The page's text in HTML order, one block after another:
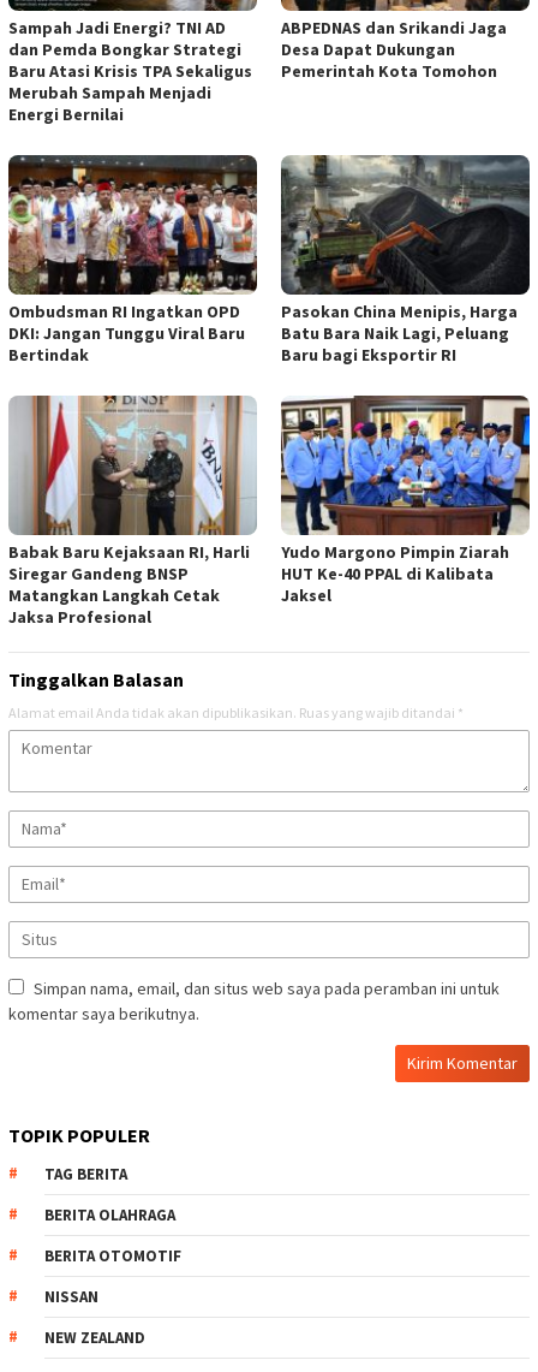
Sampah Jadi Energi? TNI AD
dan Pemda Bongkar Strategi
Baru Atasi Krisis TPA Sekaligus
Merubah Sampah Menjadi
Energi Bernilai
ABPEDNAS dan Srikandi Jaga
Desa Dapat Dukungan
Pemerintah Kota Tomohon
Ombudsman RI Ingatkan OPD
DKI: Jangan Tunggu Viral Baru
Bertindak
Pasokan China Menipis, Harga
Batu Bara Naik Lagi, Peluang
Baru bagi Eksportir RI
Babak Baru Kejaksaan RI, Harli
Siregar Gandeng BNSP
Matangkan Langkah Cetak
Jaksa Profesional
Yudo Margono Pimpin Ziarah
HUT Ke-40 PPAL di Kalibata
Jaksel
Tinggalkan Balasan
Alamat email Anda tidak akan dipublikasikan. Ruas yang wajib ditandai *
Simpan nama, email, dan situs web saya pada peramban ini untuk
komentar saya berikutnya.
TOPIK POPULER
TAG BERITA
BERITA OLAHRAGA
BERITA OTOMOTIF
NISSAN
NEW ZEALAND